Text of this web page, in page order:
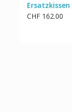
war:
CHF
CHF 162.00